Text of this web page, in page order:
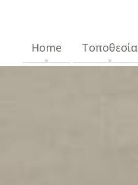
Home Τοποθεσία